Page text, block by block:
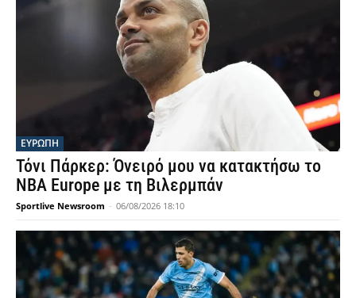
ΕΥΡΩΠΗ
Τόνι Πάρκερ: Όνειρό μου να κατακτήσω το
NBA Europe με τη Βιλερμπάν
Sportlive Newsroom - 06/08/2026 18:10